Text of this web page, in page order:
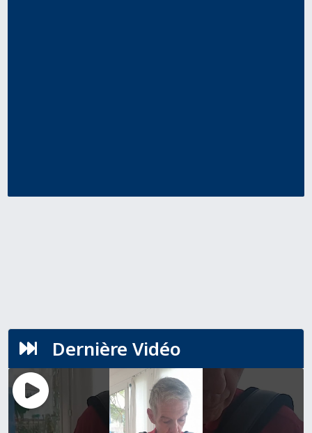
 Dernière Vidéo